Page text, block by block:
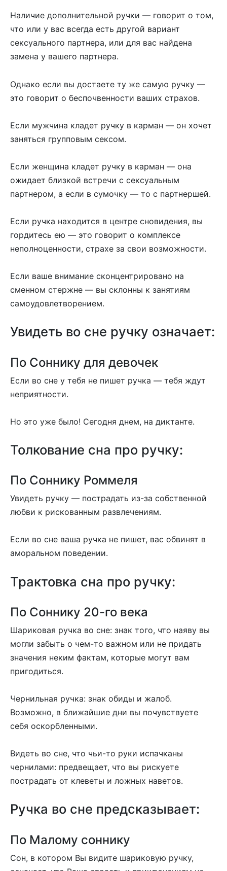
Наличие дополнительной ручки — говорит о том,
что или у вас всегда есть другой вариант
сексуального партнера, или для вас найдена
замена у вашего партнера.
Однако если вы достаете ту же самую ручку —
это говорит о беспочвенности ваших страхов.
Если мужчина кладет ручку в карман — он хочет
заняться групповым сексом.
Если женщина кладет ручку в карман — она
ожидает близкой встречи с сексуальным
партнером, а если в сумочку — то с партнершей.
Если ручка находится в центре сновидения, вы
гордитесь ею — это говорит о комплексе
неполноценности, страхе за свои возможности.
Если ваше внимание сконцентрировано на
сменном стержне — вы склонны к занятиям
самоудовлетворением.
Увидеть во сне ручку означает:
По Соннику для девочек
Если во сне у тебя не пишет ручка — тебя ждут
неприятности.
Но это уже было! Сегодня днем, на диктанте.
Толкование сна про ручку:
По Соннику Роммеля
Увидеть ручку — пострадать из-за собственной
любви к рискованным развлечениям.
Если во сне ваша ручка не пишет, вас обвинят в
аморальном поведении.
Трактовка сна про ручку:
По Соннику 20-го века
Шариковая ручка во сне: знак того, что наяву вы
могли забыть о чем-то важном или не придать
значения неким фактам, которые могут вам
пригодиться.
Чернильная ручка: знак обиды и жалоб.
Возможно, в ближайшие дни вы почувствуете
себя оскорбленными.
Видеть во сне, что чьи-то руки испачканы
чернилами: предвещает, что вы рискуете
пострадать от клеветы и ложных наветов.
Ручка во сне предсказывает:
По Малому соннику
Сон, в котором Вы видите шариковую ручку,